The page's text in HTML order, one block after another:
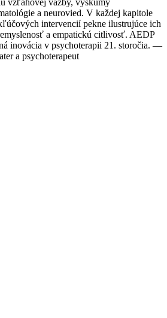
vzťahovej väzby, výskumy
a neurovied. V každej kapitole
intervencií pekne ilustrujúce ich
a empatickú citlivosť. AEDP
inovácia v psychoterapii 21. storočia. —
a psychoterapeut